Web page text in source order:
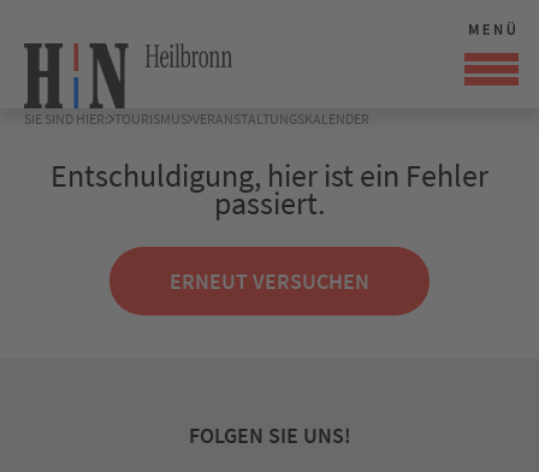
SIE SIND HIER: TOURISMUS VERANSTALTUNGSKALENDER
Entschuldigung, hier ist ein Fehler
passiert.
ERNEUT VERSUCHEN
FOLGEN SIE UNS!